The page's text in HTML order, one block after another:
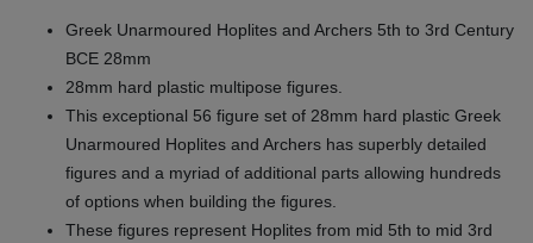
Greek Unarmoured Hoplites and Archers 5th to 3rd Century
BCE 28mm
28mm hard plastic multipose figures.
This exceptional 56 figure set of 28mm hard plastic Greek
Unarmoured Hoplites and Archers has superbly detailed
figures and a myriad of additional parts allowing hundreds
of options when building the figures.
These figures represent Hoplites from mid 5th to mid 3rd